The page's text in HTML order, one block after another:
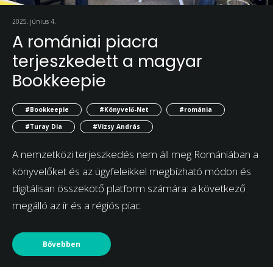
2025. június 4.
A romániai piacra
terjeszkedett a magyar
Bookkeepie
#Bookkeepie #Könyvelő-Net
#románia
#Turay Dia
#Vizsy András
A nemzetközi terjeszkedés nem áll meg Romániában a
könyvelőket és az ügyfeleikkel megbízható módon és
digitálisan összekötő platform számára: a következő
megálló az ír és a régiós piac.
Bővebben